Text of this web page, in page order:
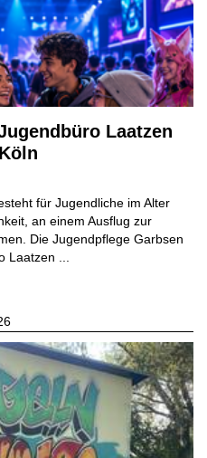
Laatzen
für Jugendliche im Alter
an einem Ausflug zur
Die Jugendpflege Garbsen
Laatzen ...